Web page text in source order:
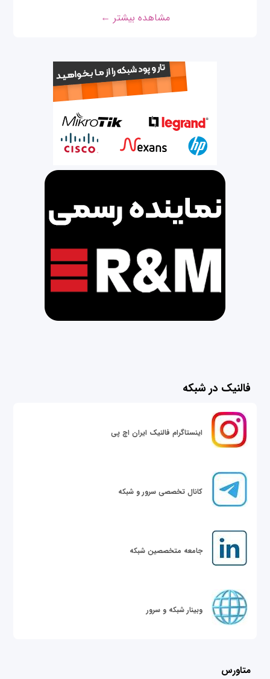
مشاهده بیشتر ←
فالنیک در شبکه
اینستاگرام فالنیک ایران اچ پی
کانال تخصصی سرور و شبکه
جامعه متخصصین شبکه
وبینار شبکه و سرور
متاورس